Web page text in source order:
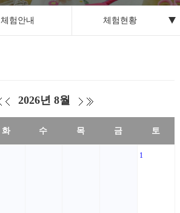
체험안내 체험현황
2026년 8월
화 수 목 금 토
1